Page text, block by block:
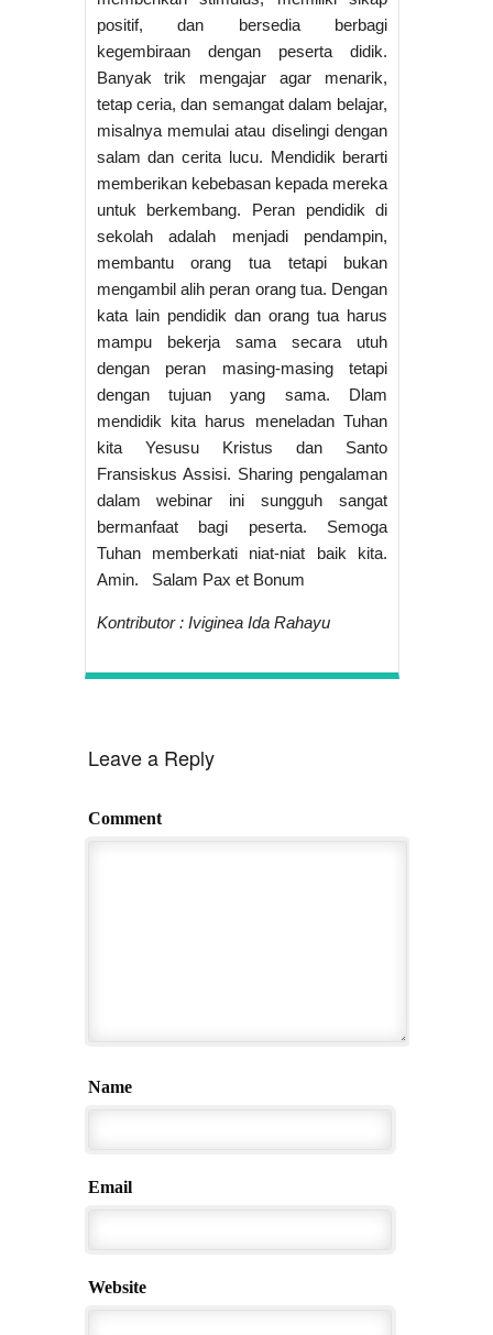
positif, dan bersedia berbagi
kegembiraan dengan peserta didik.
Banyak trik mengajar agar menarik,
tetap ceria, dan semangat dalam belajar,
misalnya memulai atau diselingi dengan
salam dan cerita lucu. Mendidik berarti
memberikan kebebasan kepada mereka
untuk berkembang. Peran pendidik di
sekolah adalah menjadi pendampin,
membantu orang tua tetapi bukan
mengambil alih peran orang tua. Dengan
kata lain pendidik dan orang tua harus
mampu bekerja sama secara utuh
dengan peran masing-masing tetapi
dengan tujuan yang sama. Dlam
mendidik kita harus meneladan Tuhan
kita Yesusu Kristus dan Santo
Fransiskus Assisi. Sharing pengalaman
dalam webinar ini sungguh sangat
bermanfaat bagi peserta. Semoga
Tuhan memberkati niat-niat baik kita.
Amin. Salam Pax et Bonum
Kontributor : Iviginea Ida Rahayu
Leave a Reply
Comment
Name
Email
Website